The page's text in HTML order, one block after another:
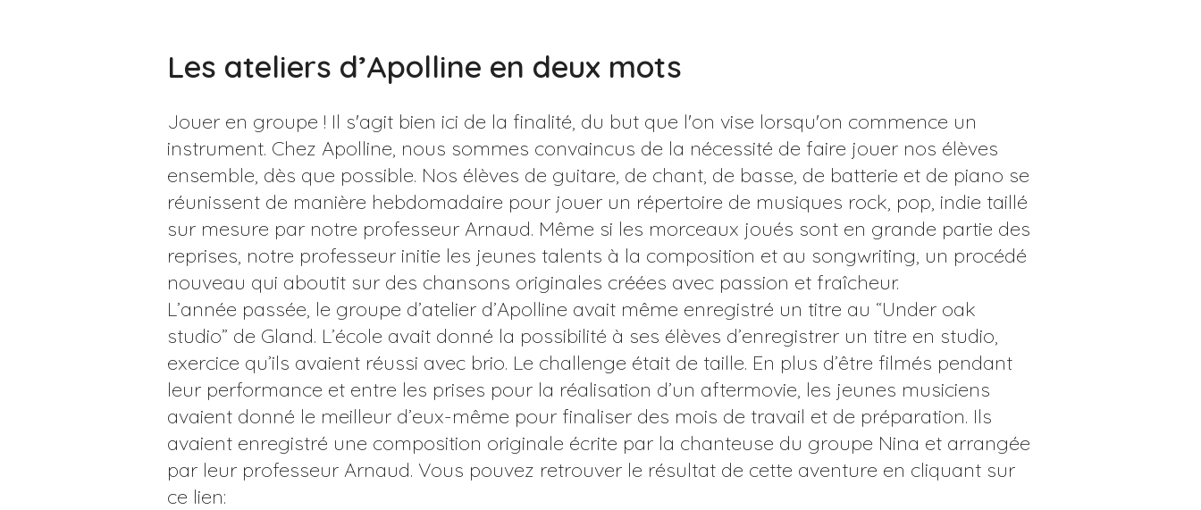
Les ateliers d’Apolline en deux mots
Jouer en groupe ! Il s'agit bien ici de la finalité, du but que l'on vise lorsqu'on commence un
instrument. Chez Apolline, nous sommes convaincus de la nécessité de faire jouer nos élèves
ensemble, dès que possible. Nos élèves de guitare, de chant, de basse, de batterie et de piano se
réunissent de manière hebdomadaire pour jouer un répertoire de musiques rock, pop, indie taillé
sur mesure par notre professeur Arnaud. Même si les morceaux joués sont en grande partie des
reprises, notre professeur initie les jeunes talents à la composition et au songwriting, un procédé
nouveau qui aboutit sur des chansons originales créées avec passion et fraîcheur.
L’année passée, le groupe d’atelier d’Apolline avait même enregistré un titre au “Under oak
studio” de Gland. L’école avait donné la possibilité à ses élèves d’enregistrer un titre en studio,
exercice qu’ils avaient réussi avec brio. Le challenge était de taille. En plus d’être filmés pendant
leur performance et entre les prises pour la réalisation d’un aftermovie, les jeunes musiciens
avaient donné le meilleur d’eux-même pour finaliser des mois de travail et de préparation. Ils
avaient enregistré une composition originale écrite par la chanteuse du groupe Nina et arrangée
par leur professeur Arnaud. Vous pouvez retrouver le résultat de cette aventure en cliquant sur
ce lien: